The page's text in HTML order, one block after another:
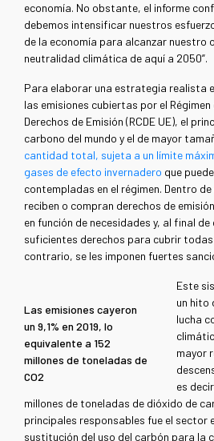
economía. No obstante, el informe
debemos intensificar nuestros
de la economía para alcanzar nuestro
neutralidad climática de aquí a 2050”.
Para elaborar una estrategia realista
las emisiones cubiertas por el
Derechos de Emisión (RCDE UE), el
carbono del mundo y el de mayor
cantidad total, sujeta a un límite
gases de efecto invernadero que
contempladas en el régimen. Dentro
reciben o compran derechos de
en función de necesidades y, al final
suficientes derechos para cubrir todas
contrario, se les imponen fuertes
Las emisiones cayeron
un 9,1% en 2019, lo
equivalente a 152
millones de toneladas de
CO2
Este
un hito
lucha
mayor
es
millones de toneladas de dióxido de
principales responsables fue el sector
sustitución del uso del carbón para la